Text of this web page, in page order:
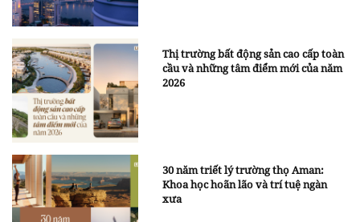
Thị trường bất động sản cao cấp toàn
cầu và những tâm điểm mới của năm
2026
30 năm triết lý trường thọ Aman:
Khoa học hoãn lão và trí tuệ ngàn
xưa